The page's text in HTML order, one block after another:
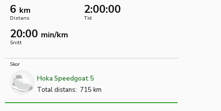
6 km
Distans
2:00:00
Tid
20:00 min/km
Snitt
Skor
Hoka Speedgoat 5
Total distans: 715 km